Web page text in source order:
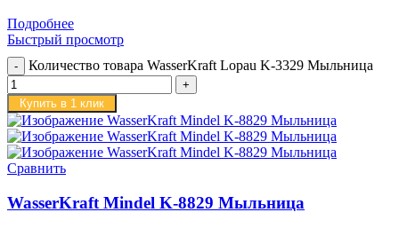
Подробнее
Быстрый просмотр
Количество товара WasserKraft Lopau K-3329 Мыльница
Купить в 1 клик
Сравнить
WasserKraft Mindel K-8829 Мыльница